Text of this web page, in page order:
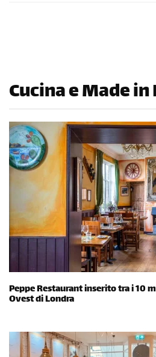
Cucina e Made
Peppe Restaurant inserito tra i 10
Ovest di Londra